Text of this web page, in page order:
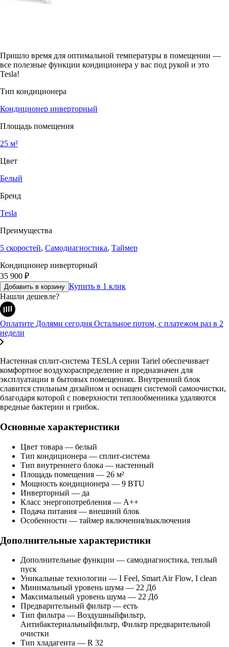
Пришло время для оптимальной температуры в помещении —
все полезные функции кондиционера у вас под рукой и это
Tesla!
Тип кондиционера
Кондиционер инверторный
Площадь помещения
25 м²
Цвет
Белый
Бренд
Tesla
Преимущества
5 скоростей, Самодиагностика, Таймер
Кондиционер инверторный
35 900 ₽
Добавить в корзину Купить в 1 клик
Нашли дешевле?
Оплатите Долями сегодня Остальное потом, с платежом раз в 2
недели
Настенная сплит-система TESLA серии Tariel обеспечивает
комфортное воздухораспределение и предназначен для
эксплуатации в бытовых помещениях. Внутренний блок
славится стильным дизайном и оснащен системой самоочистки,
благодаря которой с поверхности теплообменника удаляются
вредные бактерии и грибок.
Основные характеристики
Цвет товара — белый
Тип кондиционера — сплит-система
Тип внутреннего блока — настенный
Площадь помещения — 26 м²
Мощность кондиционера — 9 BTU
Инверторный — да
Класс энергопотребления — A++
Подача питания — внешний блок
Особенности — таймер включения/выключения
Дополнительные характеристики
Дополнительные функции — самодиагностика, теплый
пуск
Уникальные технологии — I Feel, Smart Air Flow, I clean
Минимальный уровень шума — 22 Дб
Максимальный уровень шума — 22 Дб
Предварительный фильтр — есть
Тип фильтра — Воздушныйфильтр,
Антибактериальныйфильтр, Фильтр предварительной
очистки
Тип хладагента — R 32